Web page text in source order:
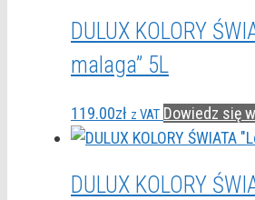
DULUX KOLORY
malaga” 5L
119.00zł z VAT Dowiedz się
DULUX KOLORY